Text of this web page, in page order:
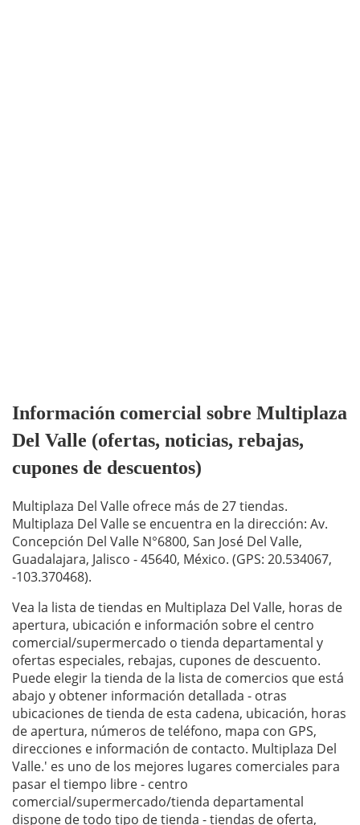
Información comercial sobre Multiplaza
Del Valle (ofertas, noticias, rebajas,
cupones de descuentos)
Multiplaza Del Valle ofrece más de 27 tiendas.
Multiplaza Del Valle se encuentra en la dirección: Av.
Concepción Del Valle N°6800, San José Del Valle,
Guadalajara, Jalisco - 45640, México. (GPS: 20.534067,
-103.370468).
Vea la lista de tiendas en Multiplaza Del Valle, horas de
apertura, ubicación e información sobre el centro
comercial/supermercado o tienda departamental y
ofertas especiales, rebajas, cupones de descuento.
Puede elegir la tienda de la lista de comercios que está
abajo y obtener información detallada - otras
ubicaciones de tienda de esta cadena, ubicación, horas
de apertura, números de teléfono, mapa con GPS,
direcciones e información de contacto. Multiplaza Del
Valle.' es uno de los mejores lugares comerciales para
pasar el tiempo libre - centro
comercial/supermercado/tienda departamental
dispone de todo tipo de tienda - tiendas de oferta,